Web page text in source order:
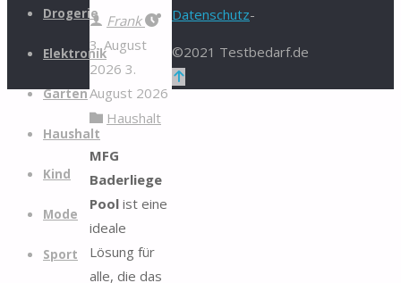
springenDrogerie
Elektronik
Garten
Haushalt
Kind
Mode
Sport
Frank
3. August
2026 3.
August 2026
Haushalt
MFG
Baderliege
Pool ist eine
ideale
Lösung für
alle, die das
Datenschutz-
©2021 Testbedarf.de
Zurück